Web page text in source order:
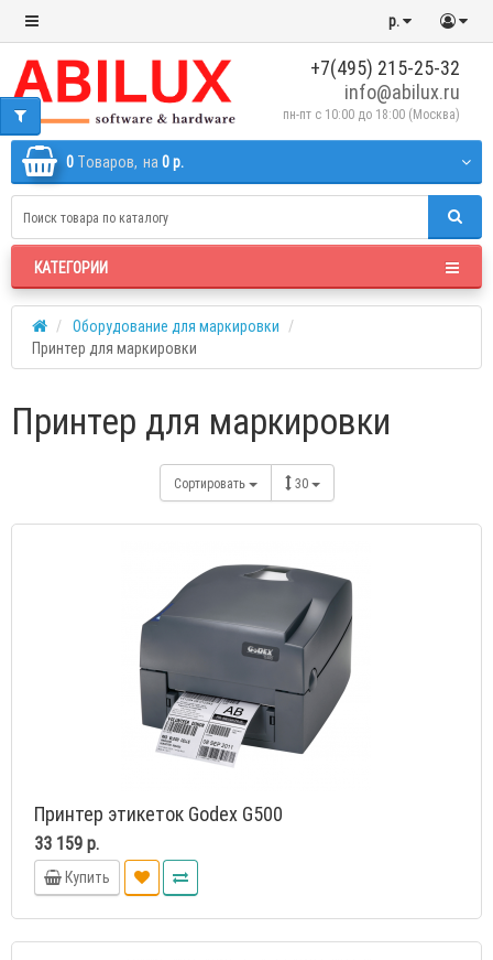
р.
+7(495) 215-25-32
info@abilux.ru
пн-пт с 10:00 до 18:00 (Москва)
0 Tоваров, на 0 р.
КАТЕГОРИИ
Оборудование для маркировки
Принтер для маркировки
Принтер для маркировки
Сортировать 30
Принтер этикеток Godex G500
33 159 р.
Купить